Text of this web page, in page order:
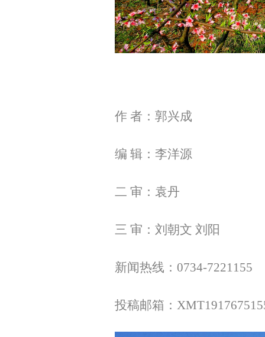
作 者：郭兴成
编 辑：李洋源
二 审：袁丹
三 审：刘朝文 刘阳
新闻热线：0734-7221155
投稿邮箱：